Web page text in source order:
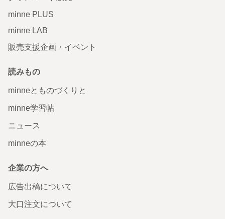
minne PLUS
minne LAB
販売支援企画・イベント
読みもの
minneとものづくりと
minne学習帖
ニュース
minneの本
企業の方へ
広告出稿について
大口注文について